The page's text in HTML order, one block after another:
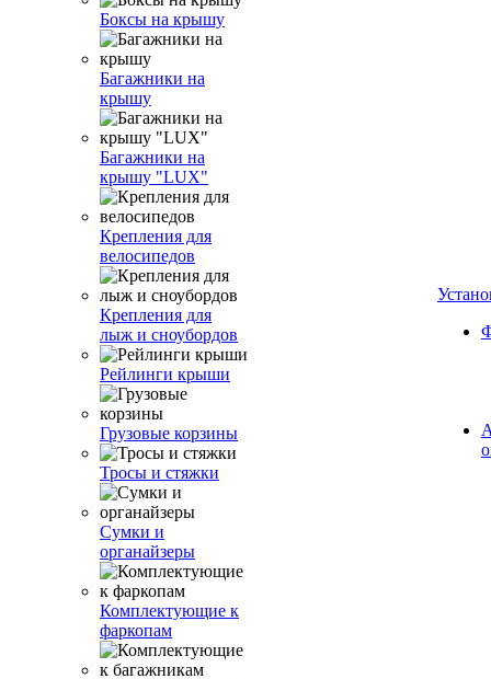
Боксы на крышу
Багажники на
крышу
Багажники на
крышу "LUX"
Крепления для
велосипедов
Крепления для
лыж и сноубордов
Рейлинги крыши
Грузовые корзины
Тросы и стяжки
Сумки и
органайзеры
Комплектующие к
фаркопам